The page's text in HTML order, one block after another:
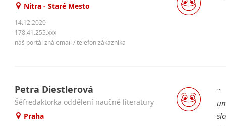
Nitra - Staré Mesto
14.12.2020
178.41.255.xxx
náš portál zná email / telefon zákazníka
Petra Diestlerová
šéfredaktorka oddělení naučné literatury
Praha